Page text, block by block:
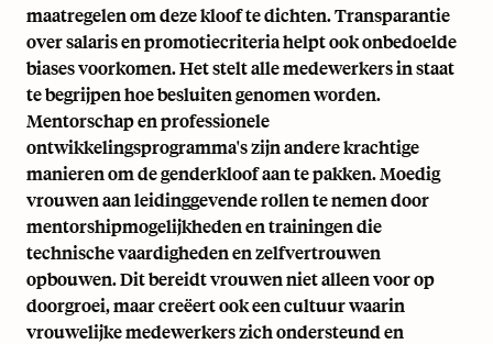
maatregelen om deze kloof te dichten. Transparantie
over salaris en promotiecriteria helpt ook onbedoelde
biases voorkomen. Het stelt alle medewerkers in staat
te begrijpen hoe besluiten genomen worden.
Mentorschap en professionele
ontwikkelingsprogramma's zijn andere krachtige
manieren om de genderkloof aan te pakken. Moedig
vrouwen aan leidinggevende rollen te nemen door
mentorshipmogelijkheden en trainingen die
technische vaardigheden en zelfvertrouwen
opbouwen. Dit bereidt vrouwen niet alleen voor op
doorgroei, maar creëert ook een cultuur waarin
vrouwelijke medewerkers zich ondersteund en